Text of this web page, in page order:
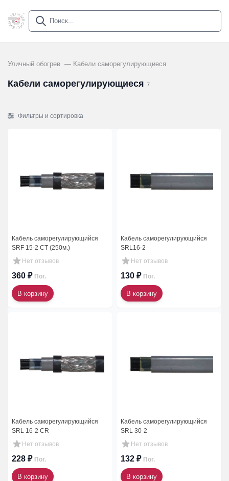
Уличный обогрев Кабели саморегулирующиеся
Кабели саморегулирующиеся 7
Фильтры и сортировка
Кабель саморегулирующийся
SRF 15-2 CT (250м.)
Нет отзывов
360 ₽ Пог.
В корзину
Кабель саморегулирующийся
SRL16-2
Нет отзывов
130 ₽ Пог.
В корзину
Кабель саморегулирующийся
SRL 16-2 CR
Нет отзывов
228 ₽ Пог.
В корзину
Кабель саморегулирующийся
SRL 30-2
Нет отзывов
132 ₽ Пог.
В корзину